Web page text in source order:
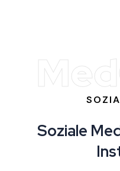
Soziale Me
Ins